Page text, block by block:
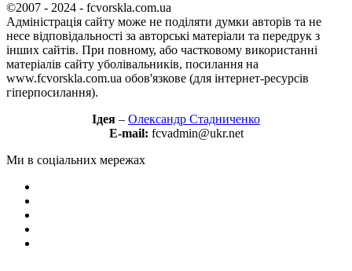
©2007 - 2024 - fcvorskla.com.ua
Адміністрація сайту може не поділяти думки авторів та не
несе відповідальності за авторські матеріали та передрук з
інших сайтів. При повному, або частковому використанні
матеріалів сайту уболівальників, посилання на
www.fcvorskla.com.ua обов'язкове (для інтернет-ресурсів
гіперпосилання).
Ідея – Олександр Стадниченко
E-mail: fcvadmin@ukr.net
Ми в соціальних мережах